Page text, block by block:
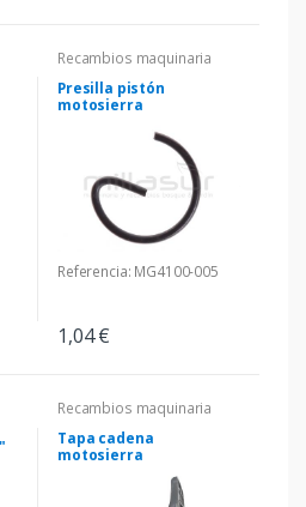
Recambios maquinaria
Presilla pistón
motosierra
Referencia: MG4100-005
1,04 €
Recambios maquinaria
Tapa cadena
motosierra